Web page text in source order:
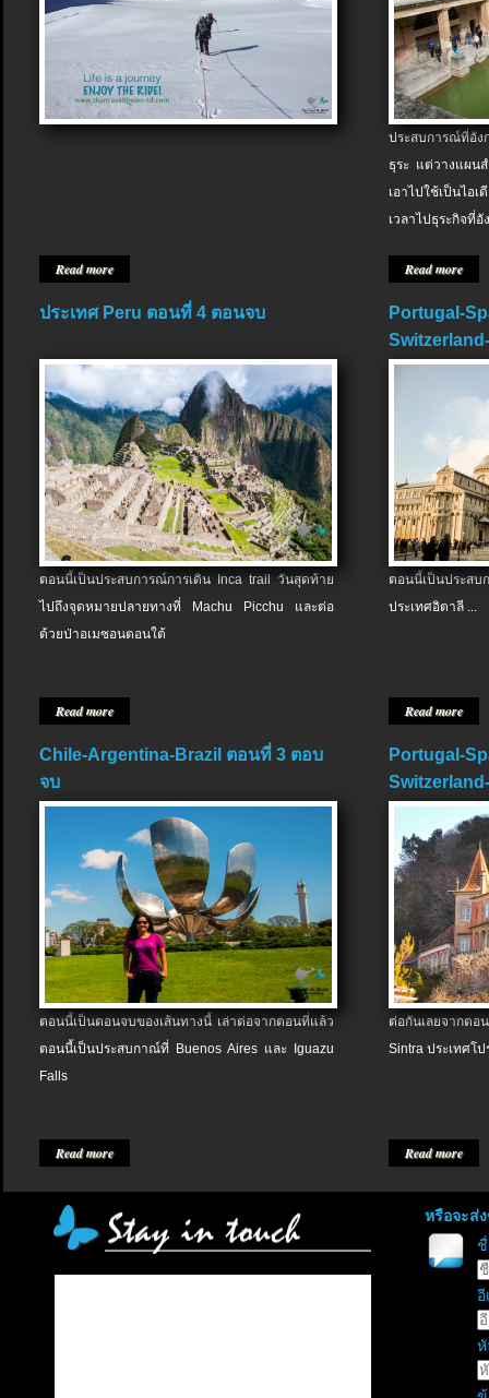
Read more
ประสบการณ์ที่อัง
ธุระ แต่วางแผน
เอาไปใช้เป็นไอ
เวลาไปธุระกิจที่อั
Read more
ประเทศ Peru ตอนที่ 4 ตอนจบ
ตอนนี้เป็นประสบการณ์การเดิน Inca trail วันสุดท้าย
ไปถึงจุดหมายปลายทางที่ Machu Picchu และต่อ
ด้วยป่าอเมซอนตอนใต้
Read more
Portugal-
ตอนนี้เป็นประส
ประเทศอิตาลี ...
Read more
Chile-Argentina-Brazil ตอนที่ 3 ตอบ
จบ
ตอนนี้เป็นตอนจบของเส้นทางนี้ เล่าต่อจากตอนที่แล้ว
ตอนนี้เป็นประสบกาณ์ที่ Buenos Aires และ Iguazu
Falls
Read more
Portugal-
ต่อกันเลยจากต
Sintra ประเทศโป
Read more
หรือจะส่
อี
หั